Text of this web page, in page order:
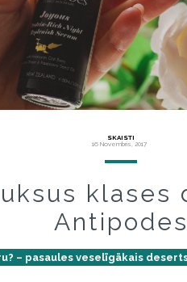
SKAISTI
16 Novembris, 2017
klases
Antipodes
– pasaules veselīgākais